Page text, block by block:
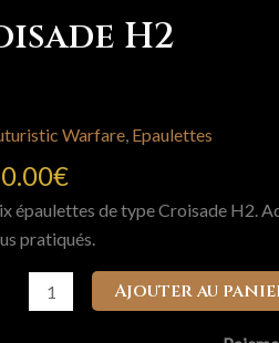
H2
Warfare, Epaulettes
€
épaulettes de type Croisade H2.
pratiqués.
Ajouter au